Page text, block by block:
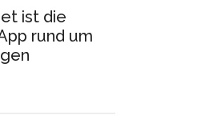
ist die
rund um